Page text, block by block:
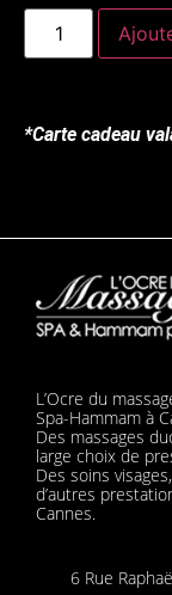
*Carte cadeau
L’Ocre du
Spa-Hammam à
Des massages
large choix de
Des soins
d’autres
Cannes.
6 Rue